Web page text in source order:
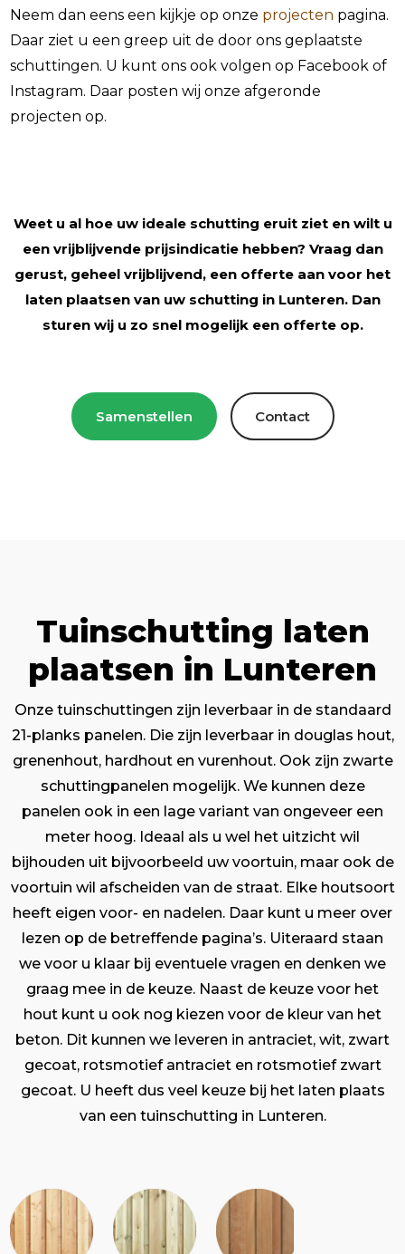
Neem dan eens een kijkje op onze projecten pagina.
Daar ziet u een greep uit de door ons geplaatste
schuttingen. U kunt ons ook volgen op Facebook of
Instagram. Daar posten wij onze afgeronde
projecten op.
Weet u al hoe uw ideale schutting eruit ziet en wilt u
een vrijblijvende prijsindicatie hebben? Vraag dan
gerust, geheel vrijblijvend, een offerte aan voor het
laten plaatsen van uw schutting in Lunteren. Dan
sturen wij u zo snel mogelijk een offerte op.
Samenstellen Contact
Tuinschutting laten
plaatsen in Lunteren
Onze tuinschuttingen zijn leverbaar in de standaard
21-planks panelen. Die zijn leverbaar in douglas hout,
grenenhout, hardhout en vurenhout. Ook zijn zwarte
schuttingpanelen mogelijk. We kunnen deze
panelen ook in een lage variant van ongeveer een
meter hoog. Ideaal als u wel het uitzicht wil
bijhouden uit bijvoorbeeld uw voortuin, maar ook de
voortuin wil afscheiden van de straat. Elke houtsoort
heeft eigen voor- en nadelen. Daar kunt u meer over
lezen op de betreffende pagina’s. Uiteraard staan
we voor u klaar bij eventuele vragen en denken we
graag mee in de keuze. Naast de keuze voor het
hout kunt u ook nog kiezen voor de kleur van het
beton. Dit kunnen we leveren in antraciet, wit, zwart
gecoat, rotsmotief antraciet en rotsmotief zwart
gecoat. U heeft dus veel keuze bij het laten plaats
van een tuinschutting in Lunteren.